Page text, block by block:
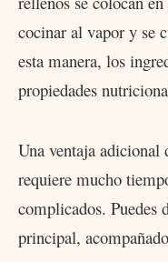
cocinar al vapor y se
esta manera, los
propiedades
Una ventaja adicional
requiere mucho
complicados.
principal,